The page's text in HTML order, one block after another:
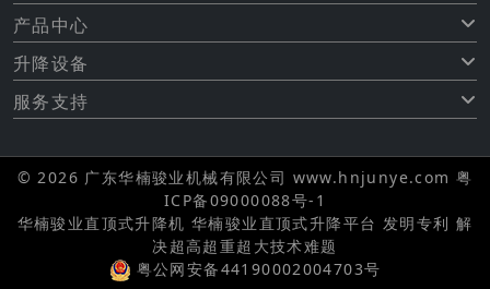
产品中心
升降设备
服务支持
© 2026 广东华楠骏业机械有限公司 www.hnjunye.com 粤
ICP备09000088号-1
华楠骏业直顶式升降机 华楠骏业直顶式升降平台 发明专利 解
决超高超重超大技术难题
粤公网安备44190002004703号